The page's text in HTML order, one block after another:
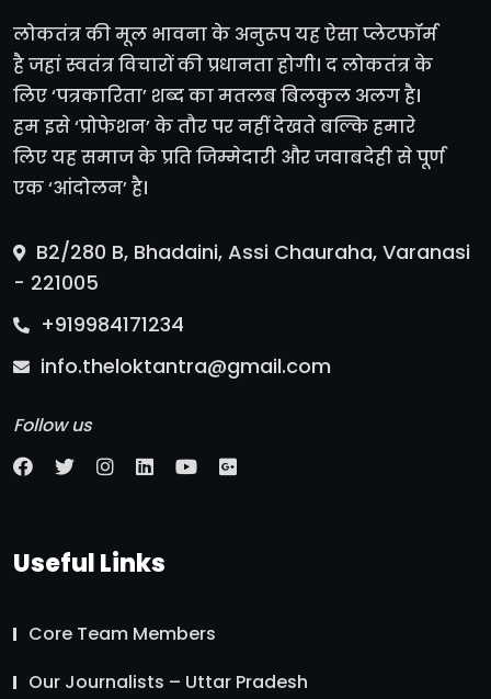
लोकतंत्र की मूल भावना के अनुरूप यह ऐसा प्लेटफॉर्म
है जहां स्वतंत्र विचारों की प्रधानता होगी। द लोकतंत्र के
लिए ‘पत्रकारिता’ शब्द का मतलब बिलकुल अलग है।
हम इसे ‘प्रोफेशन’ के तौर पर नहीं देखते बल्कि हमारे
लिए यह समाज के प्रति जिम्मेदारी और जवाबदेही से पूर्ण
एक ‘आंदोलन’ है।
B2/280 B, Bhadaini, Assi Chauraha, Varanasi
- 221005
+919984171234
info.theloktantra@gmail.com
Follow us
Useful Links
Core Team Members
Our Journalists – Uttar Pradesh